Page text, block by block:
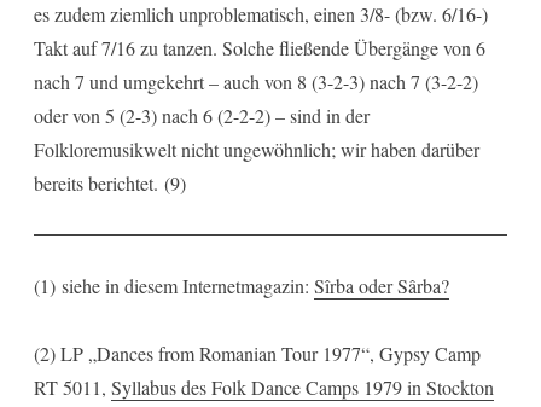
es zudem ziemlich unproblematisch, einen 3/8- (bzw. 6/16-)
Takt auf 7/16 zu tanzen. Solche fließende Übergänge von 6
nach 7 und umgekehrt – auch von 8 (3-2-3) nach 7 (3-2-2)
oder von 5 (2-3) nach 6 (2-2-2) – sind in der
Folkloremusikwelt nicht ungewöhnlich; wir haben darüber
bereits berichtet. (9)
(1) siehe in diesem Internetmagazin: Sîrba oder Sârba?
(2) LP „Dances from Romanian Tour 1977“, Gypsy Camp
RT 5011, Syllabus des Folk Dance Camps 1979 in Stockton